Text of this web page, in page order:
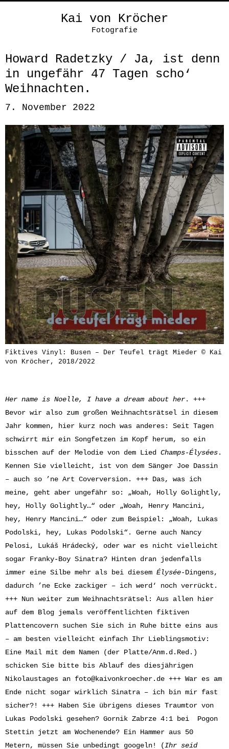
Kai von Kröcher
Fotografie
Howard Radetzky / Ja, ist denn
in ungefähr 47 Tagen scho‘
Weihnachten.
7. November 2022
Fiktives Vinyl: Busen – Der Teufel trägt Mieder © Kai
von Kröcher, 2018/2022
Her name is Noelle, I have a dream about her. +++
Bevor wir also zum großen Weihnachtsrätsel in diesem
Jahr kommen, hier kurz noch was anderes: Seit Tagen
schwirrt mir ein Songfetzen im Kopf herum, so ein
bisschen auf der Melodie von dem Lied Champs-Élysées.
Kennen Sie vielleicht, ist von dem Sänger Joe Dassin
– auch so ’ne Art Coverversion. +++ Das, was ich
meine, geht aber ungefähr so: „Woah, Holly Golightly,
hey, Holly Golightly…“ oder „Woah, Henry Mancini,
hey, Henry Mancini…“ oder zum Beispiel: „Woah, Lukas
Podolski, hey, Lukas Podolski“. Gerne auch Nancy
Pelosi, Lukáš Hrádecký, oder war es nicht vielleicht
sogar Franky-Boy Sinatra? Hinten dran jedenfalls
immer eine Silbe mehr als bei diesem Élysée-Dingens,
dadurch ’ne Ecke zackiger – ich werd‘ noch verrückt.
+++ Nun weiter zum Weihnachtsrätsel: Aus allen hier
auf dem Blog jemals veröffentlichten fiktiven
Plattencovern suchen Sie sich in Ruhe bitte eins aus
– am besten vielleicht einfach Ihr Lieblingsmotiv:
Eine Mail mit dem Namen (der Platte/Anm.d.Red.)
schicken Sie bitte bis Ablauf des diesjährigen
Nikolaustages an foto@kaivonkroecher.de +++ War es am
Ende nicht sogar wirklich Sinatra – ich bin mir fast
sicher?! +++ Haben Sie übrigens dieses Traumtor von
Lukas Podolski gesehen? Gornik Zabrze 4:1 bei Pogon
Stettin jetzt am Wochenende? Ein Hammer aus 50
Metern, müssen Sie unbedingt googeln! (Ihr seid